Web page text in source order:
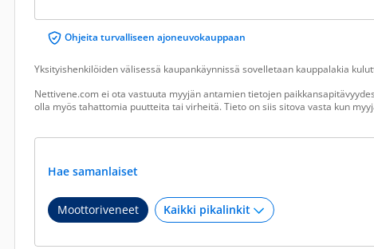
Ohjeita turvalliseen ajoneuvokauppaan
Yksityishenkilöiden välisessä kaupankäynnissä sovelletaan kauppalakia
Nettivene.com ei ota vastuuta myyjän antamien tietojen
olla myös tahattomia puutteita tai virheitä. Tieto on siis sitova vasta kun
Hae samanlaiset
Moottoriveneet